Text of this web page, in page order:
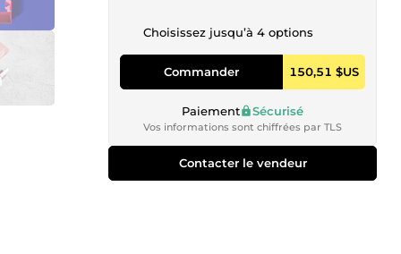
Choisissez jusqu’à 4 options
Commander 150,51 $US
Paiement Sécurisé
Vos informations sont chiffrées par TLS
Contacter le vendeur